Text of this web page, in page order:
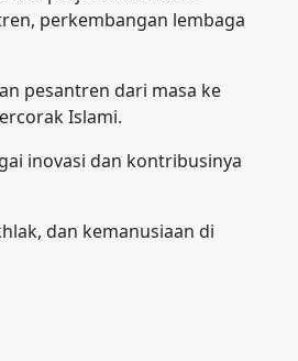
perkembangan lembaga
pesantren dari masa ke
Islami.
inovasi dan kontribusinya
dan kemanusiaan di